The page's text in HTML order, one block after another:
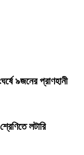
৯জনের প্রাণহানী
লটারি